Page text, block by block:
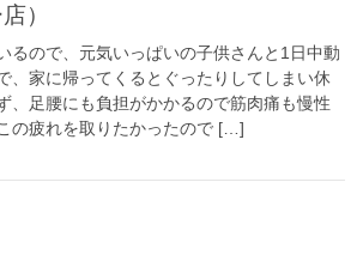
）
るので、元気いっぱいの子供さんと1日中動
、家に帰ってくるとぐったりしてしまい休
、足腰にも負担がかかるので筋肉痛も慢性
の疲れを取りたかったので […]